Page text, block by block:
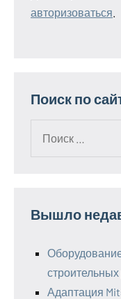
авторизоваться
Поиск по
Вышло
Адаптация